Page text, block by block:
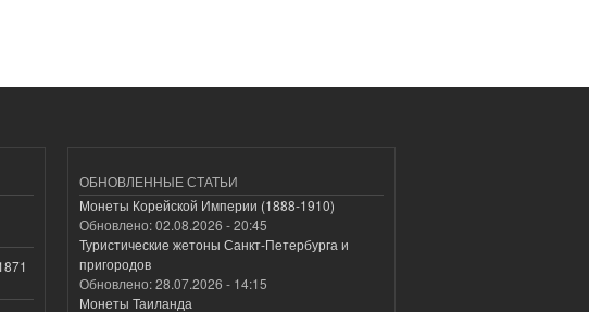
ОБНОВЛЕННЫЕ СТАТЬИ
Монеты Корейской Империи (1888-1910)
Обновлено:02.08.2026 - 20:45
Туристические жетоны Санкт-Петербурга и
пригородов
Обновлено:28.07.2026 - 14:15
Монеты Таиланда